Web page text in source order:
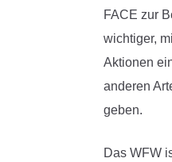
FACE zur
wichtiger,
Aktionen
anderen
geben.
Das WFW